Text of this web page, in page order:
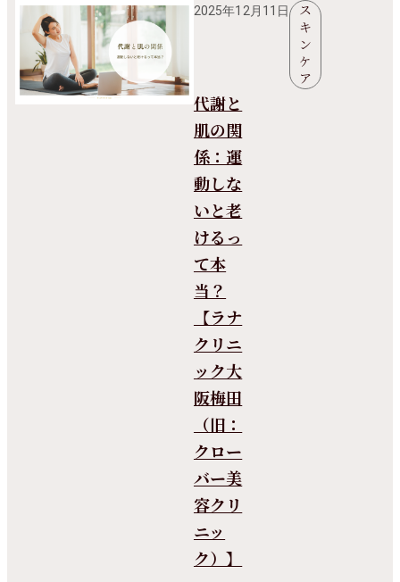
2025年12月11日
ス
キ
ン
ケ
ア
代謝と
肌の関
係：運
動しな
いと老
けるっ
て本
当？
【ラナ
クリニ
ック大
阪梅田
（旧：
クロー
バー美
容クリ
ニッ
ク）】